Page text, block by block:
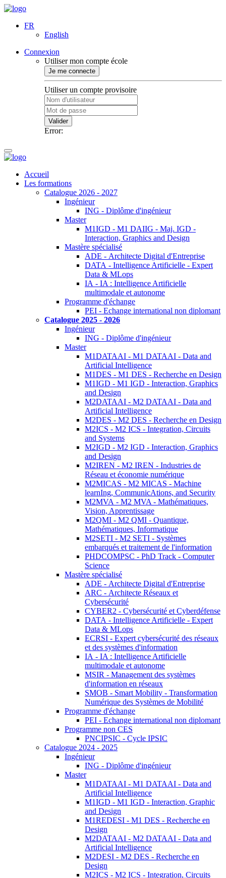
FR
English
Connexion
Utiliser mon compte école
Je me connecte
Utiliser un compte provisoire
Valider
Error:
Accueil
Les formations
Catalogue 2026 - 2027
Ingénieur
ING - Diplôme d'ingénieur
Master
M1IGD - M1 DAIIG - Maj. IGD -
Interaction, Graphics and Design
Mastère spécialisé
ADE - Architecte Digital d'Entreprise
DATA - Intelligence Artificielle - Expert
Data & MLops
IA - IA : Intelligence Artificielle
multimodale et autonome
Programme d'échange
PEI - Echange international non diplomant
Catalogue 2025 - 2026
Ingénieur
ING - Diplôme d'ingénieur
Master
M1DATAAI - M1 DATAAI - Data and
Artificial Intelligence
M1DES - M1 DES - Recherche en Design
M1IGD - M1 IGD - Interaction, Graphics
and Design
M2DATAAI - M2 DATAAI - Data and
Artificial Intelligence
M2DES - M2 DES - Recherche en Design
M2ICS - M2 ICS - Integration, Circuits
and Systems
M2IGD - M2 IGD - Interaction, Graphics
and Design
M2IREN - M2 IREN - Industries de
Réseau et économie numérique
M2MICAS - M2 MICAS - Machine
learnIng, CommunicAtions, and Security
M2MVA - M2 MVA - Mathématiques,
Vision, Apprentissage
M2QMI - M2 QMI - Quantique,
Mathématiques, Informatique
M2SETI - M2 SETI - Systèmes
embarqués et traitement de l'information
PHDCOMPSC - PhD Track - Computer
Science
Mastère spécialisé
ADE - Architecte Digital d'Entreprise
ARC - Architecte Réseaux et
Cybersécurité
CYBER2 - Cybersécurité et Cyberdéfense
DATA - Intelligence Artificielle - Expert
Data & MLops
ECRSI - Expert cybersécurité des réseaux
et des systèmes d'information
IA - IA : Intelligence Artificielle
multimodale et autonome
MSIR - Management des systèmes
d'information en réseaux
SMOB - Smart Mobility - Transformation
Numérique des Systèmes de Mobilité
Programme d'échange
PEI - Echange international non diplomant
Programme non CES
PNCIPSIC - Cycle IPSIC
Catalogue 2024 - 2025
Ingénieur
ING - Diplôme d'ingénieur
Master
M1DATAAI - M1 DATAAI - Data and
Artificial Intelligence
M1IGD - M1 IGD - Interaction, Graphic
and Design
M1REDESI - M1 DES - Recherche en
Design
M2DATAAI - M2 DATAAI - Data and
Artificial Intelligence
M2DESI - M2 DES - Recherche en
Design
M2ICS - M2 ICS - Integration, Circuits